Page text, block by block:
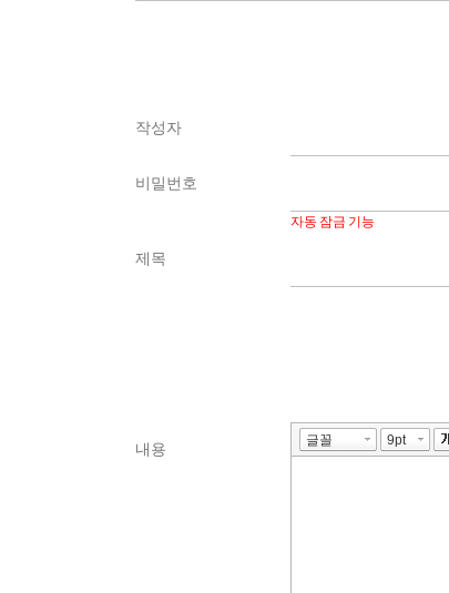
작성자
비밀번호
자동 잠금 기능
제목
내용